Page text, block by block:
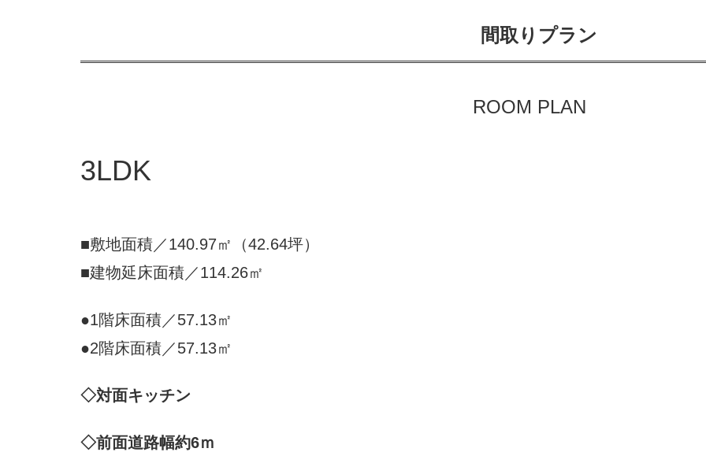
間取りプラン
ROOM PLAN
3LDK
■敷地面積／140.97㎡（42.64坪）
■建物延床面積／114.26㎡
●1階床面積／57.13㎡
●2階床面積／57.13㎡
◇対面キッチン
◇前面道路幅約6ｍ